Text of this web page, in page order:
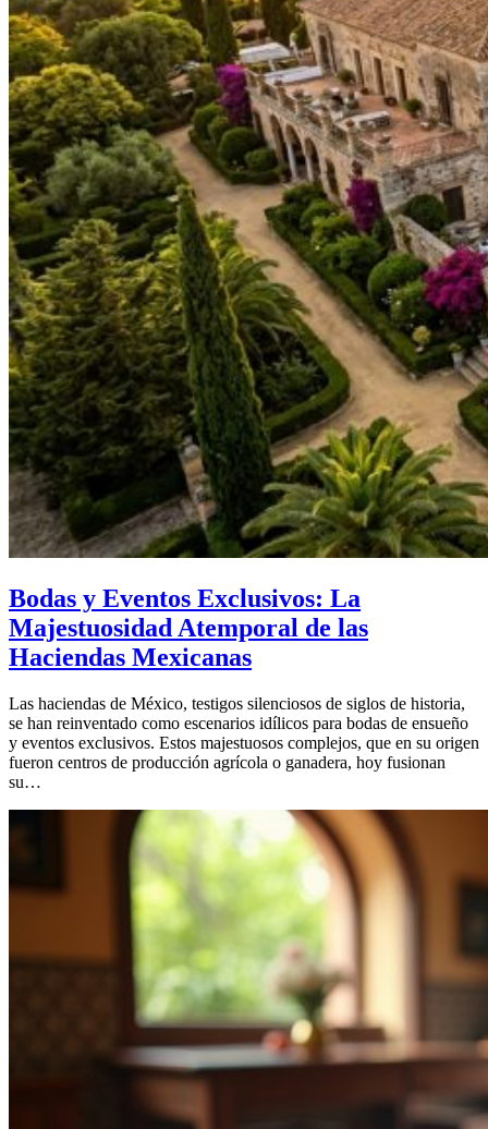
Bodas y Eventos Exclusivos: La
Majestuosidad Atemporal de las
Haciendas Mexicanas
Las haciendas de México, testigos silenciosos de siglos de historia,
se han reinventado como escenarios idílicos para bodas de ensueño
y eventos exclusivos. Estos majestuosos complejos, que en su origen
fueron centros de producción agrícola o ganadera, hoy fusionan
su…